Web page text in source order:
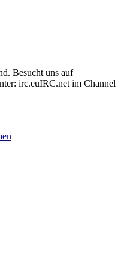
Besucht uns auf
irc.euIRC.net im Channel